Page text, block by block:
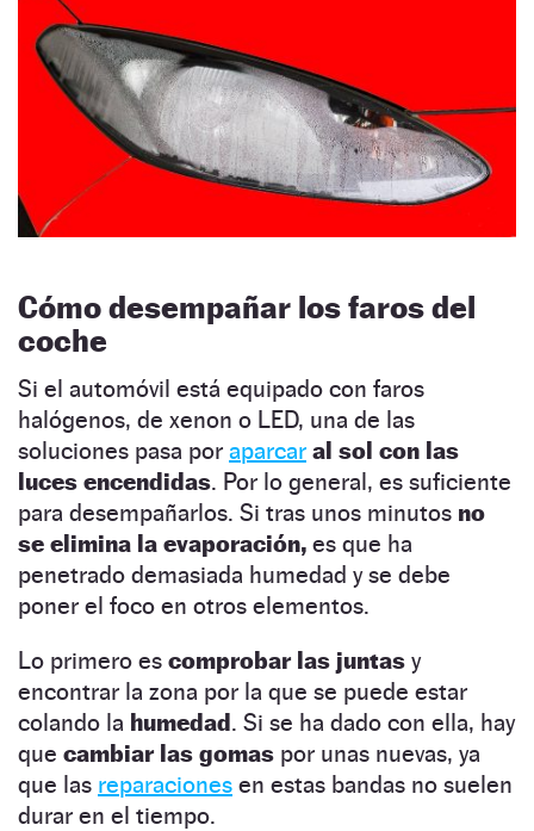
Cómo desempañar los faros del
coche
Si el automóvil está equipado con faros
halógenos, de xenon o LED, una de las
soluciones pasa por aparcar al sol con las
luces encendidas. Por lo general, es suficiente
para desempañarlos. Si tras unos minutos no
se elimina la evaporación, es que ha
penetrado demasiada humedad y se debe
poner el foco en otros elementos.
Lo primero es comprobar las juntas y
encontrar la zona por la que se puede estar
colando la humedad. Si se ha dado con ella, hay
que cambiar las gomas por unas nuevas, ya
que las reparaciones en estas bandas no suelen
durar en el tiempo.